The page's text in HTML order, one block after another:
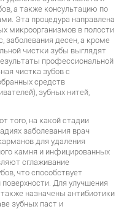
а также консультацию по
Эта процедура направлена
микроорганизмов в полости
заболевания десен, а кроме
чистки зубы выглядят
профессиональной
чистка зубов с
средств
зубных нитей,
того, на какой стадии
заболевания врач
для удаления
камня и инфицированных
сглаживание
что способствует
Для улучшения
назначены антибиотики
зубных паст и